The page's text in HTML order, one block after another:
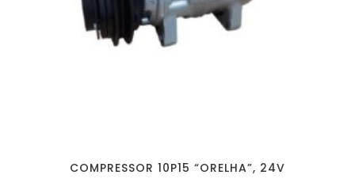
COMPRESSOR 10P15 “ORELHA”, 24V